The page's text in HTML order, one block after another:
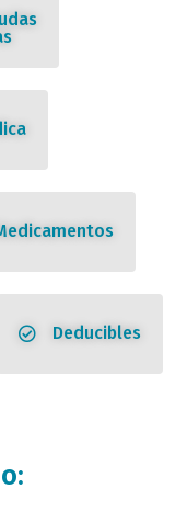
Deducibles